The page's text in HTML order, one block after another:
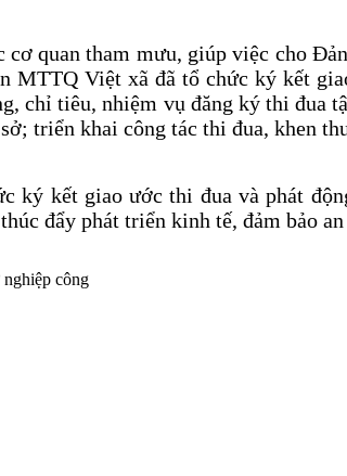
cơ quan tham mưu, giúp việc cho
MTTQ Việt xã đã tổ chức ký kết
chỉ tiêu, nhiệm vụ đăng ký thi đua
triển khai công tác thi đua, khen
ký kết giao ước thi đua và phát
đẩy phát triển kinh tế, đảm bảo
công